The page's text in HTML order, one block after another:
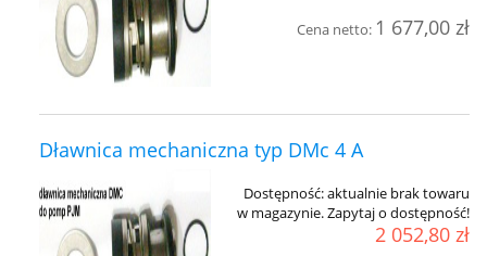
Cena netto: 1 677,00 zł
Dławnica mechaniczna typ DMc 4 A
Dostępność:aktualnie brak towaru
w magazynie. Zapytaj o dostępność!
2 052,80 zł